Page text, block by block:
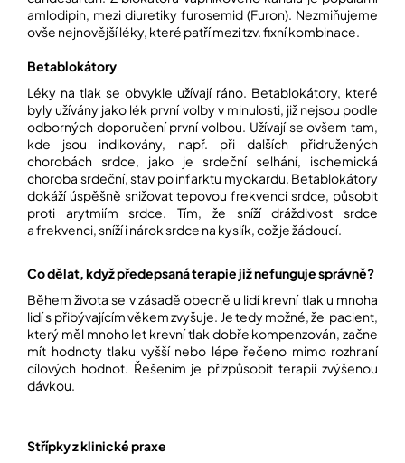
amlodipin, mezi diuretiky furosemid (Furon). Nezmiňujeme
ovše nejnovější léky, které patří mezi tzv. fixní kombinace.
Betablokátory
Léky na tlak se obvykle užívají ráno. Betablokátory, které
byly užívány jako lék první volby v minulosti, již nejsou podle
odborných doporučení první volbou. Užívají se ovšem tam,
kde jsou indikovány, např. při dalších přidružených
chorobách srdce, jako je srdeční selhání, ischemická
choroba srdeční, stav po infarktu myokardu. Betablokátory
dokáží úspěšně snižovat tepovou frekvenci srdce, působit
proti arytmiím srdce. Tím, že sníží dráždivost srdce
a frekvenci, sníží i nárok srdce na kyslík, což je žádoucí.
Co dělat, když předepsaná terapie již nefunguje správně?
Během života se v zásadě obecně u lidí krevní tlak u mnoha
lidí s přibývajícím věkem zvyšuje. Je tedy možné, že pacient,
který měl mnoho let krevní tlak dobře kompenzován, začne
mít hodnoty tlaku vyšší nebo lépe řečeno mimo rozhraní
cílových hodnot. Řešením je přizpůsobit terapii zvýšenou
dávkou.
Střípky z klinické praxe